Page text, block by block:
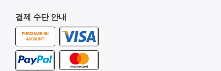
결제 수단 안내
PURCHASE ON
ACCOUNT